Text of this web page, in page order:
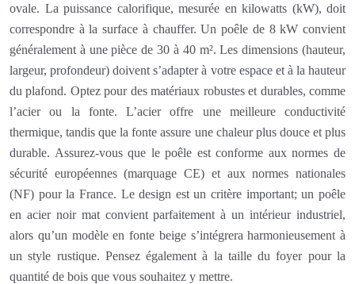
ovale. La puissance calorifique, mesurée en kilowatts (kW), doit
correspondre à la surface à chauffer. Un poêle de 8 kW convient
généralement à une pièce de 30 à 40 m². Les dimensions (hauteur,
largeur, profondeur) doivent s’adapter à votre espace et à la hauteur
du plafond. Optez pour des matériaux robustes et durables, comme
l’acier ou la fonte. L’acier offre une meilleure conductivité
thermique, tandis que la fonte assure une chaleur plus douce et plus
durable. Assurez-vous que le poêle est conforme aux normes de
sécurité européennes (marquage CE) et aux normes nationales
(NF) pour la France. Le design est un critère important; un poêle
en acier noir mat convient parfaitement à un intérieur industriel,
alors qu’un modèle en fonte beige s’intégrera harmonieusement à
un style rustique. Pensez également à la taille du foyer pour la
quantité de bois que vous souhaitez y mettre.